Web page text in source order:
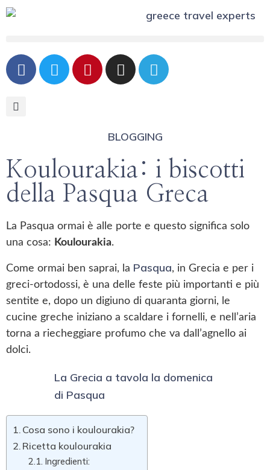
BLOGGING
Koulourakia: i biscotti
della Pasqua Greca
La Pasqua ormai è alle porte e questo significa solo
una cosa: Koulourakia.
Come ormai ben saprai, la Pasqua, in Grecia e per i
greci-ortodossi, è una delle feste più importanti e più
sentite e, dopo un digiuno di quaranta giorni, le
cucine greche iniziano a scaldare i fornelli, e nell’aria
torna a riecheggiare profumo che va dall’agnello ai
dolci.
La Grecia a tavola la domenica
di Pasqua
Cosa sono i koulourakia?
Ricetta koulourakia
Ingredienti: